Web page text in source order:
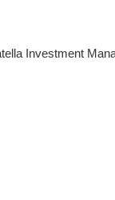
Investment